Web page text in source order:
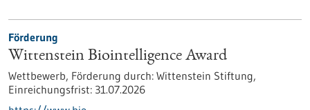
Förderung
Wittenstein Biointelligence Award
Wettbewerb, Förderung durch: Wittenstein Stiftung,
Einreichungsfrist: 31.07.2026